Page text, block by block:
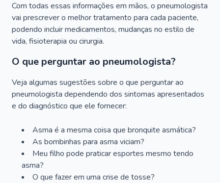
Com todas essas informações em mãos, o pneumologista
vai prescrever o melhor tratamento para cada paciente,
podendo incluir medicamentos, mudanças no estilo de
vida, fisioterapia ou cirurgia.
O que perguntar ao pneumologista?
Veja algumas sugestões sobre o que perguntar ao
pneumologista dependendo dos sintomas apresentados
e do diagnóstico que ele fornecer:
Asma é a mesma coisa que bronquite asmática?
As bombinhas para asma viciam?
Meu filho pode praticar esportes mesmo tendo
asma?
O que fazer em uma crise de tosse?